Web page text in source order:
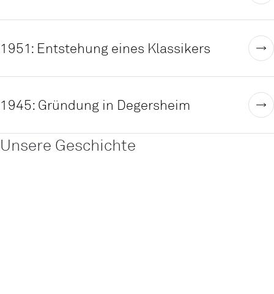
1951: Entstehung eines Klassikers
1945: Gründung in Degersheim
Unsere Geschichte